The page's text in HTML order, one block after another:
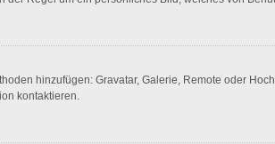
hinzufügen: Gravatar, Galerie, Remote oder
kontaktieren.